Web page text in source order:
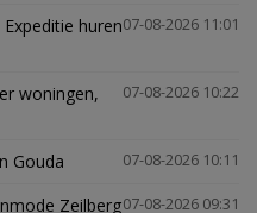
07-08-2026 11:01
huren
07-08-2026 10:22
woningen,
07-08-2026 10:11
Gouda
07-08-2026 09:31
Zeilberg